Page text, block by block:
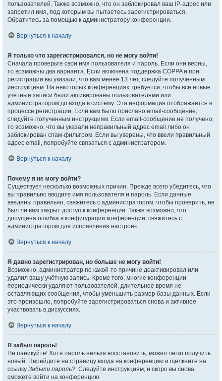
пользователей. Также возможно, что он заблокировал ваш IP-адрес или
запретил имя, под которым вы пытаетесь зарегистрироваться.
Обратитесь за помощью к администратору конференции.
Вернуться к началу
Я только что зарегистрировался, но не могу войти!
Сначала проверьте свои имя пользователя и пароль. Если они верны,
то возможны два варианта. Если включена поддержка COPPA и при
регистрации вы указали, что вам менее 13 лет, следуйте полученным
инструкциям. На некоторых конференциях требуется, чтобы все новые
учётные записи были активированы пользователями или
администратором до входа в систему. Эта информация отображается в
процессе регистрации. Если вам было прислано email-сообщение,
следуйте полученным инструкциям. Если email-сообщение не получено,
то возможно, что вы указали неправильный адрес email либо он
заблокирован спам-фильтром. Если вы уверены, что ввели правильный
адрес email, попробуйте связаться с администратором.
Вернуться к началу
Почему я не могу войти?
Существует несколько возможных причин. Прежде всего убедитесь, что
вы правильно вводите имя пользователя и пароль. Если данные
введены правильно, свяжитесь с администратором, чтобы проверить, не
был ли вам закрыт доступ к конференции. Также возможно, что
допущена ошибка в конфигурации конференции, свяжитесь с
администратором для исправления настроек.
Вернуться к началу
Я давно зарегистрирован, но больше не могу войти!
Возможно, администратор по какой-то причине деактивировал или
удалил вашу учётную запись. Кроме того, многие конференции
периодически удаляют пользователей, длительное время не
оставляющих сообщения, чтобы уменьшить размер базы данных. Если
это произошло, попробуйте зарегистрироваться снова и активнее
участвовать в дискуссиях.
Вернуться к началу
Я забыл пароль!
Не паникуйте! Хотя пароль нельзя восстановить, можно легко получить
новый. Перейдите на страницу входа на конференцию и щёлкните на
ссылку Забыли пароль?. Следуйте инструкциям, и скоро вы снова
сможете войти на конференцию.